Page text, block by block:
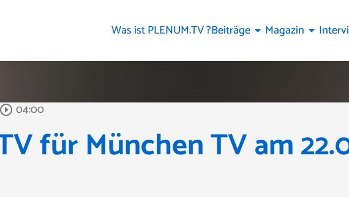
Was ist PLENUM.TV ?Beiträge arrow_drop_down Magazin arrow_drop_down
play_circle_outline 04:00
für München TV am